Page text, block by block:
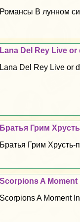
Романсы В лунном
Lana Del Rey Live or
Lana Del Rey Live or
Братья Грим
Братья Грим Хрусть-
Scorpions A Moment
Scorpions A Moment